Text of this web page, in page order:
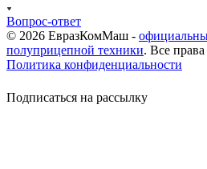
Вопрос-ответ
© 2026 ЕвразКомМаш -
полуприцепной техники. Все
Политика конфиденциальности
Подписаться на рассылку